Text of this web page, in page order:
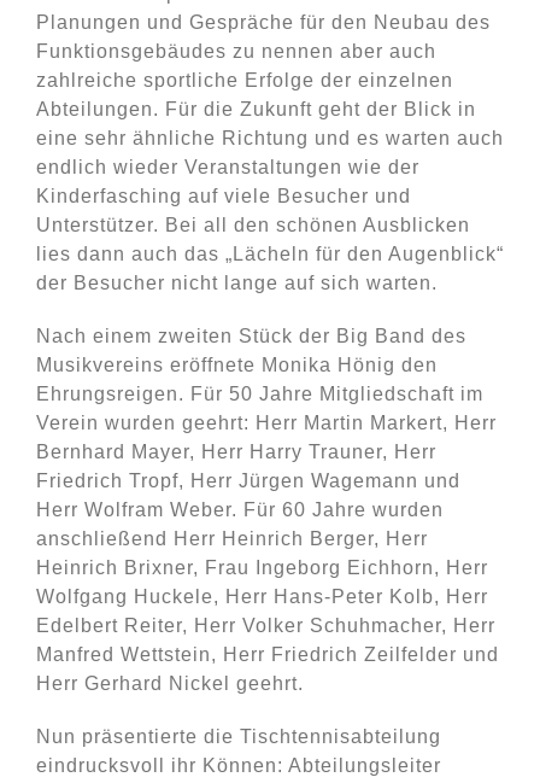
Planungen und Gespräche für den Neubau des
Funktionsgebäudes zu nennen aber auch
zahlreiche sportliche Erfolge der einzelnen
Abteilungen. Für die Zukunft geht der Blick in
eine sehr ähnliche Richtung und es warten auch
endlich wieder Veranstaltungen wie der
Kinderfasching auf viele Besucher und
Unterstützer. Bei all den schönen Ausblicken
lies dann auch das „Lächeln für den Augenblick“
der Besucher nicht lange auf sich warten.
Nach einem zweiten Stück der Big Band des
Musikvereins eröffnete Monika Hönig den
Ehrungsreigen. Für 50 Jahre Mitgliedschaft im
Verein wurden geehrt: Herr Martin Markert, Herr
Bernhard Mayer, Herr Harry Trauner, Herr
Friedrich Tropf, Herr Jürgen Wagemann und
Herr Wolfram Weber. Für 60 Jahre wurden
anschließend Herr Heinrich Berger, Herr
Heinrich Brixner, Frau Ingeborg Eichhorn, Herr
Wolfgang Huckele, Herr Hans-Peter Kolb, Herr
Edelbert Reiter, Herr Volker Schuhmacher, Herr
Manfred Wettstein, Herr Friedrich Zeilfelder und
Herr Gerhard Nickel geehrt.
Nun präsentierte die Tischtennisabteilung
eindrucksvoll ihr Können: Abteilungsleiter